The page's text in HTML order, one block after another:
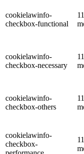
cookielawinfo-
checkbox-functional
11
cookielawinfo-
checkbox-necessary
11
cookielawinfo-
checkbox-others
11
cookielawinfo-
checkbox-
11